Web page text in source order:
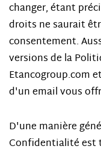
changer, étant
droits ne saurait
consentement.
versions de la
Etancogroup.com
d'un email vous
D'une manière
Confidentialité est